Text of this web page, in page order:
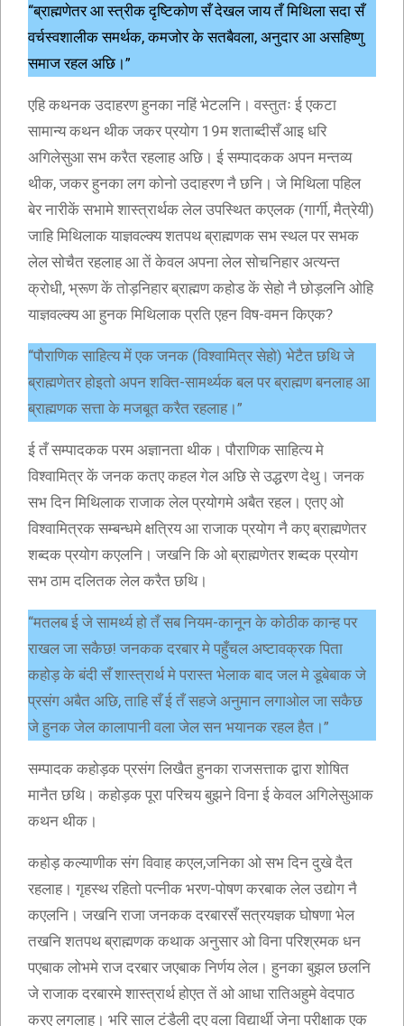
“ब्राह्मणेतर आ स्त्रीक दृष्टिकोण सँ देखल जाय तँ मिथिला सदा सँ
वर्चस्वशालीक समर्थक, कमजोर के सतबैवला, अनुदार आ असहिष्णु
समाज रहल अछि।”
एहि कथनक उदाहरण हुनका नहिं भेटलनि। वस्तुतः ई एकटा
सामान्य कथन थीक जकर प्रयोग 19म शताब्दीसँ आइ धरि
अगिलेसुआ सभ करैत रहलाह अछि। ई सम्पादकक अपन मन्तव्य
थीक, जकर हुनका लग कोनो उदाहरण नै छनि। जे मिथिला पहिल
बेर नारीकें सभामे शास्त्रार्थक लेल उपस्थित कएलक (गार्गी, मैत्रेयी)
जाहि मिथिलाक याज्ञवल्क्य शतपथ ब्राह्मणक सभ स्थल पर सभक
लेल सोचैत रहलाह आ तें केवल अपना लेल सोचनिहार अत्यन्त
क्रोधी, भ्रूण कें तोड़निहार ब्राह्मण कहोड कें सेहो नै छोड़लनि ओहि
याज्ञवल्क्य आ हुनक मिथिलाक प्रति एहन विष-वमन किएक?
“पौराणिक साहित्य में एक जनक (विश्वामित्र सेहो) भेटैत छथि जे
ब्राह्मणेतर होइतो अपन शक्ति-सामर्थ्यक बल पर ब्राह्मण बनलाह आ
ब्राह्मणक सत्ता के मजबूत करैत रहलाह।”
ई तँ सम्पादकक परम अज्ञानता थीक। पौराणिक साहित्य मे
विश्वामित्र कें जनक कतए कहल गेल अछि से उद्धरण देथु। जनक
सभ दिन मिथिलाक राजाक लेल प्रयोगमे अबैत रहल। एतए ओ
विश्वामित्रक सम्बन्धमे क्षत्रिय आ राजाक प्रयोग नै कए ब्राह्मणेतर
शब्दक प्रयोग कएलनि। जखनि कि ओ ब्राह्मणेतर शब्दक प्रयोग
सभ ठाम दलितक लेल करैत छथि।
“मतलब ई जे सामर्थ्य हो तँ सब नियम-कानून के कोठीक कान्ह पर
राखल जा सकैछ! जनकक दरबार मे पहुँचल अष्टावक्रक पिता
कहोड़ के बंदी सँ शास्त्रार्थ मे परास्त भेलाक बाद जल मे डूबेबाक जे
प्रसंग अबैत अछि, ताहि सँ ई तँ सहजे अनुमान लगाओल जा सकैछ
जे हुनक जेल कालापानी वला जेल सन भयानक रहल हैत।”
सम्पादक कहोड़क प्रसंग लिखैत हुनका राजसत्ताक द्वारा शोषित
मानैत छथि। कहोड़क पूरा परिचय बुझने विना ई केवल अगिलेसुआक
कथन थीक।
कहोड़ कल्याणीक संग विवाह कएल,जनिका ओ सभ दिन दुखे दैत
रहलाह। गृहस्थ रहितो पत्नीक भरण-पोषण करबाक लेल उद्योग नै
कएलनि। जखनि राजा जनकक दरबारसँ सत्रयज्ञक घोषणा भेल
तखनि शतपथ ब्राह्मणक कथाक अनुसार ओ विना परिश्रमक धन
पएबाक लोभमे राज दरबार जएबाक निर्णय लेल। हुनका बुझल छलनि
जे राजाक दरबारमे शास्त्रार्थ होएत तें ओ आधा रातिअहुमे वेदपाठ
करए लगलाह। भरि साल टंडैली दए वला विद्यार्थी जेना परीक्षाक एक